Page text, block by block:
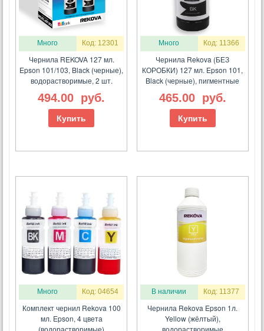
Много Код: 12301
Чернила REKOVA 127 мл.
Epson 101/103, Black (черные),
водорастворимые, 2 шт.
494.00 руб.
Купить
Много Код: 11366
Чернила Rekova (БЕЗ
КОРОБКИ) 127 мл. Epson 101,
Black (черные), пигментные
465.00 руб.
Купить
Много Код: 04654
Комплект чернил Rekova 100
мл. Epson, 4 цвета
(водорастворимые)
В наличии Код: 11377
Чернила Rekova Epson 1л.
Yellow (жёлтый),
водорастворимые